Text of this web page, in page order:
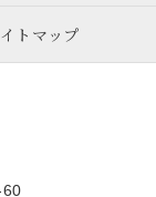
トマップ